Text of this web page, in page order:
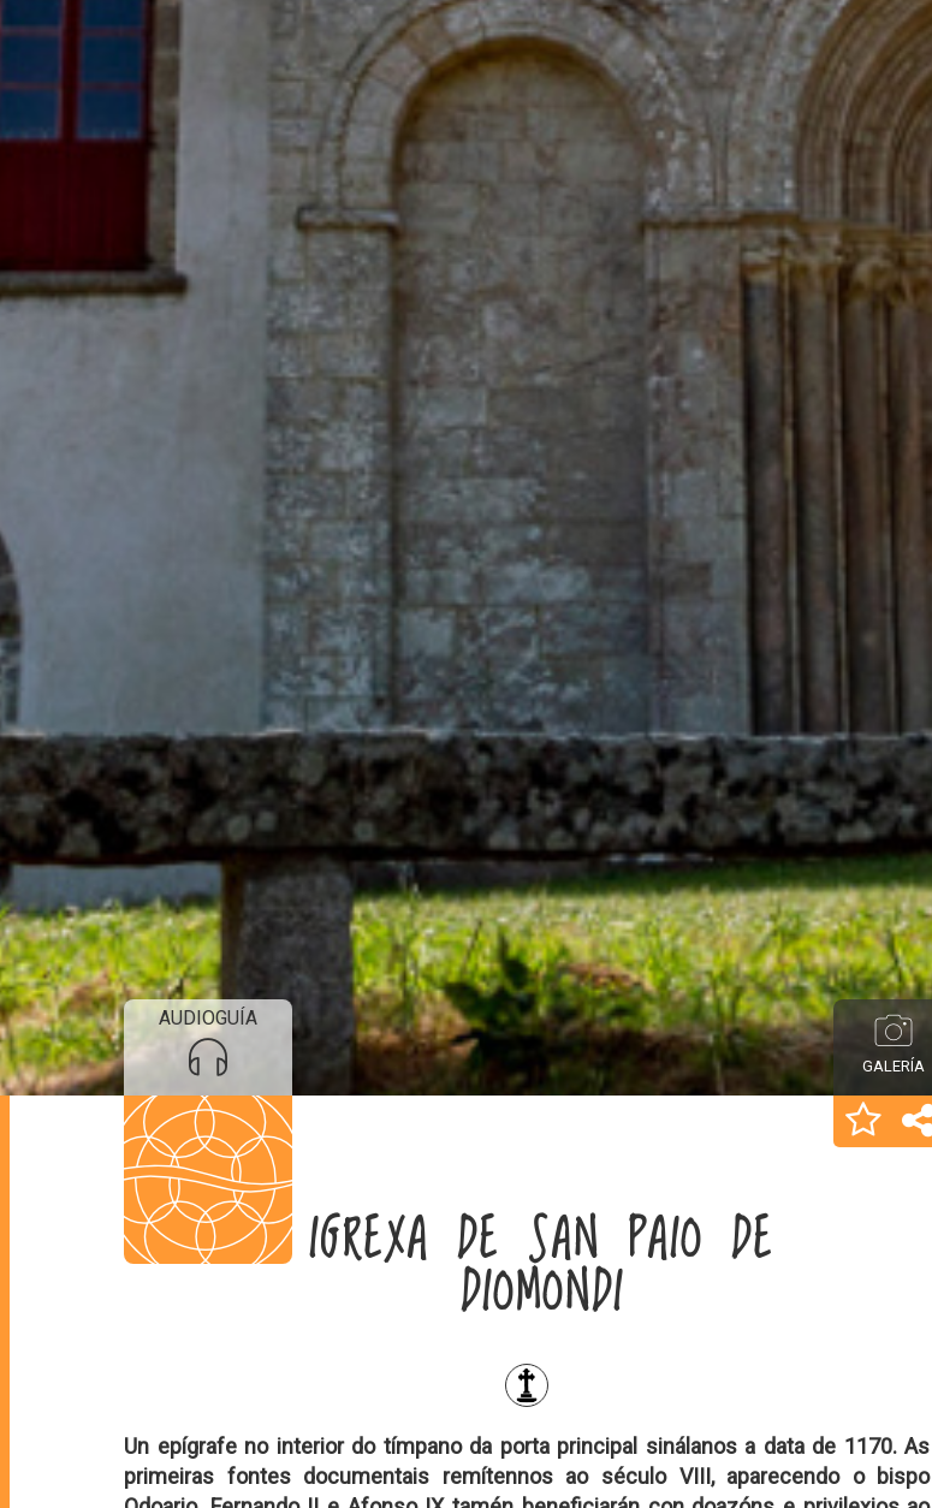
AUDIOGUÍA
GALERÍA
IGREXA DE SAN PAIO DE
DIOMONDI
Un epígrafe no interior do tímpano da porta principal sinálanos a data de 1170. As
primeiras fontes documentais remítennos ao século VIII, aparecendo o bispo